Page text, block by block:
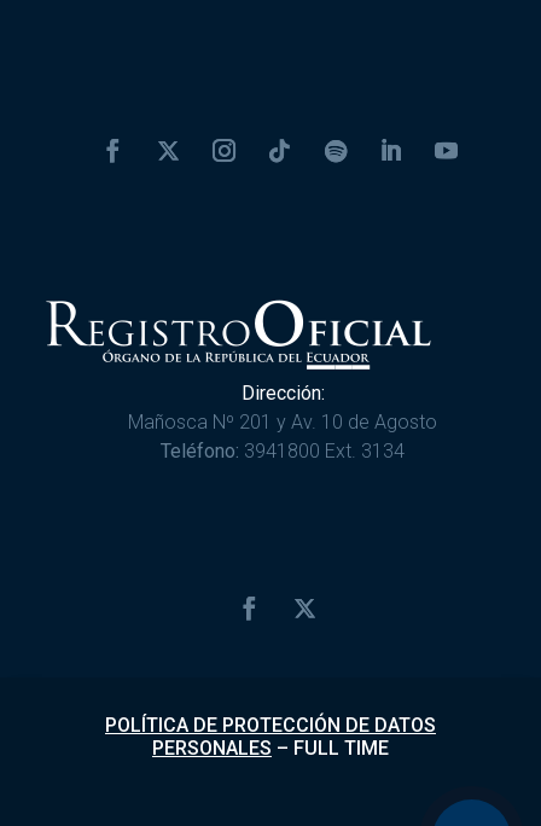
Dirección:
Mañosca Nº 201 y Av. 10 de Agosto
Teléfono: 3941800 Ext. 3134
POLÍTICA DE PROTECCIÓN DE DATOS
PERSONALES – FULL TIME